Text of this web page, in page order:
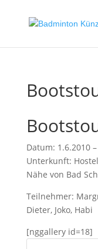
Datum: 1.6.2010
Unterkunft:
Nähe von Bad
Teilnehmer:
Dieter, Joko, Habi
[nggallery id=18]